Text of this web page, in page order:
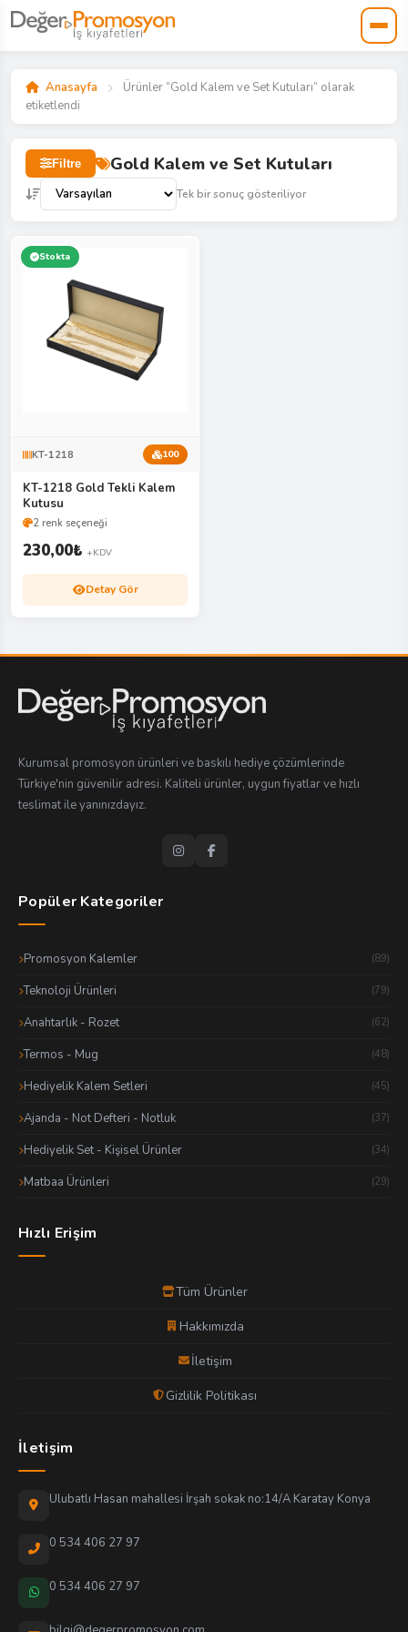
Anasayfa
Ürünler “Gold Kalem ve Set Kutuları” olarak
etiketlendi
Filtre Gold Kalem ve Set Kutuları
Tek bir sonuç gösteriliyor
Stokta
KT-1218 100
KT-1218 Gold Tekli Kalem
Kutusu
2 renk seçeneği
230,00₺ +KDV
Detay Gör
Kurumsal promosyon ürünleri ve baskılı hediye çözümlerinde
Türkiye'nin güvenilir adresi. Kaliteli ürünler, uygun fiyatlar ve hızlı
teslimat ile yanınızdayız.
Popüler Kategoriler
Promosyon Kalemler (89)
Teknoloji Ürünleri (79)
Anahtarlık - Rozet (62)
Termos - Mug (48)
Hediyelik Kalem Setleri (45)
Ajanda - Not Defteri - Notluk (37)
Hediyelik Set - Kişisel Ürünler (34)
Matbaa Ürünleri (29)
Hızlı Erişim
Tüm Ürünler
Hakkımızda
İletişim
Gizlilik Politikası
İletişim
Ulubatlı Hasan mahallesi İrşah sokak no:14/A Karatay Konya
0 534 406 27 97
0 534 406 27 97